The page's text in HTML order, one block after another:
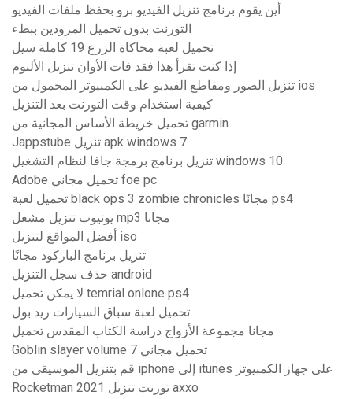
أين يقوم برنامج تنزيل الفيديو برو بحفظ ملفات الفيديو
التورنت بدون تحميل المزودين ببطء
تحميل لعبة محاكاة الزرع 19 كاملة سيل
إذا كنت تقرأ هذا فقد فات الأوان تنزيل الألبوم
تنزيل الصور ومقاطع الفيديو على الكمبيوتر المحمول من ios
كيفية استخدام وقت التورنت بعد التنزيل
تحميل خريطة الأساس المجانية من garmin
Jappstube تنزيل apk windows 7
تنزيل برنامج برمجة جافا لنظام التشغيل windows 10
Adobe تحميل مجاني foe pc
تحميل لعبة black ops 3 zombie chronicles مجانًا ps4
يوتيوب تنزيل مشغل mp3 مجانا
أفضل المواقع لتنزيل iso
تنزيل برنامج الباركود مجانًا
حذف سجل التنزيل android
لا يمكن تحميل temrial onlone ps4
تحميل لعبة سباق السيارات ريد بول
مجانا مجموعة الأزواج دراسة الكتاب المقدس تحميل
Goblin slayer volume 7 تحميل مجاني
قم بتنزيل الموسيقى من iphone إلى itunes على جهاز الكمبيوتر
Rocketman 2021 تورنت تنزيل axxo